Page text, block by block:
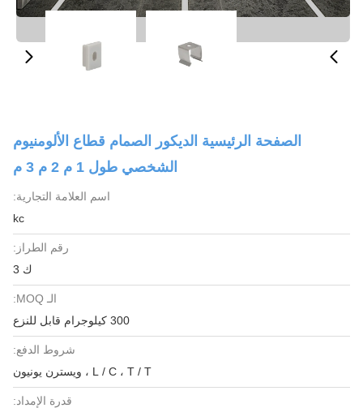
الصفحة الرئيسية الديكور الصمام قطاع الألومنيوم
الشخصي طول 1 م 2 م 3 م
اسم العلامة التجارية:
kc
رقم الطراز:
ك 3
الـ MOQ:
300 كيلوجرام قابل للنزع
شروط الدفع:
L / C ، T / T ، ويسترن يونيون
قدرة الإمداد: